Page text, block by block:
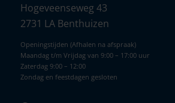
Hogeveenseweg 43
2731 LA Benthuizen
Openingstijden (Afhalen na afspraak)
Maandag t/m Vrijdag van 9:00 – 17:00 uur
Zaterdag 9:00 – 12:00
Zondag en feestdagen gesloten